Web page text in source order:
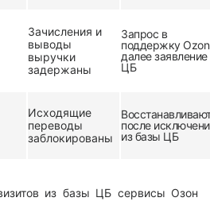
Зачисления и
выводы
выручки
задержаны
Запрос в
поддержку
далее заявление
ЦБ
Исходящие
переводы
заблокированы
после
из базы ЦБ
из базы ЦБ сервисы Озон